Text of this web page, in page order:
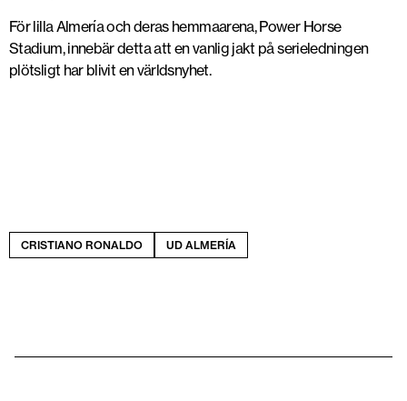
För lilla Almería och deras hemmaarena, Power Horse
Stadium, innebär detta att en vanlig jakt på serieledningen
plötsligt har blivit en världsnyhet.
CRISTIANO RONALDO UD ALMERÍA